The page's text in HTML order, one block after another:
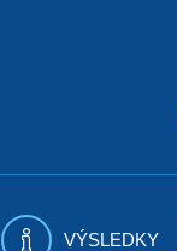
VÝSLEDKY